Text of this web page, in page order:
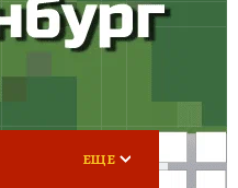
ЕЩЕ